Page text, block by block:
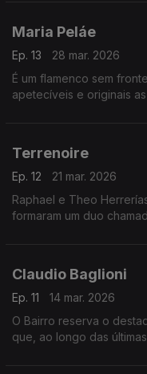
Maria Peláe
Ep. 13
28 mar. 2026
É um flamenco sem
apetecíveis e originais
Terrenoire
Ep. 12
21 mar. 2026
Raphael e Theo
formaram um duo
Claudio Baglioni
Ep. 11
14 mar. 2026
O Bairro reserva o
que, ao longo das